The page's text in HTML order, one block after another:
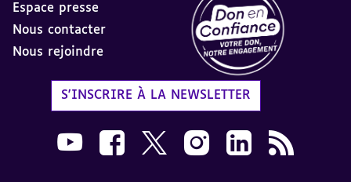
Espace presse
Nous contacter
Nous rejoindre
S'INSCRIRE À LA NEWSLETTER
Nous suivre sur Youtube AVH dans une
Nous suivre sur Facebook AVH dans
Nous suivre sur X AVH dans une
Nous suivre sur Instagram
Nous suivre sur
Flux RSS